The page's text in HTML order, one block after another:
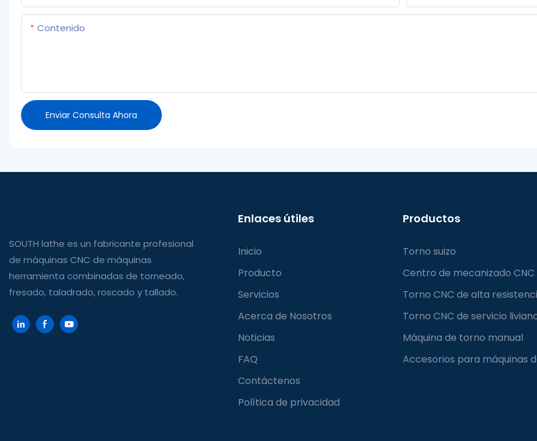
Contenido
Enviar Consulta Ahora
SOUTH lathe es un fabricante profesional
de máquinas CNC de máquinas
herramienta combinadas de torneado,
fresado, taladrado, roscado y tallado.
Enlaces útiles
Inicio
Producto
Servicios
Acerca de Nosotros
Noticias
FAQ
Contáctenos
Política de privacidad
Productos
Torno suizo
Centro de mecanizado CNC
Torno CNC de alta
Torno CNC de servicio
Máquina de torno manual
Accesorios para máquinas